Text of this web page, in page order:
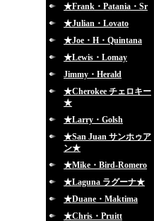
★Frank・Patania・Sr
★Julian・Lovato
★Joe・H・Quintana
★Lewis・Lomay
Jimmy・Herald
★Cherokee チェロキー
★
★Larry・Golsh
★San Juan サンホゥア
ン★
★Mike・Bird-Romero
★Laguna ラグーナ★
★Duane・Maktima
★Chris・Pruitt